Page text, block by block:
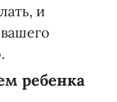
и
ребенка